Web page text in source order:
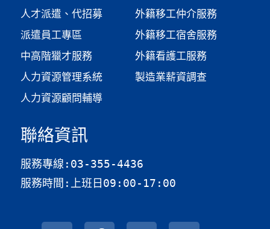
人才派遣、代招募
派遣員工專區
中高階獵才服務
人力資源管理系統
人力資源顧問輔導
外籍移工仲介服務
外籍移工宿舍服務
外籍看護工服務
製造業薪資調查​
聯絡資訊
服務專線:03-355-4436
服務時間:上班日09:00-17:00